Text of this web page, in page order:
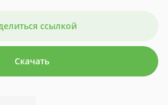
ссылкой
Скачать